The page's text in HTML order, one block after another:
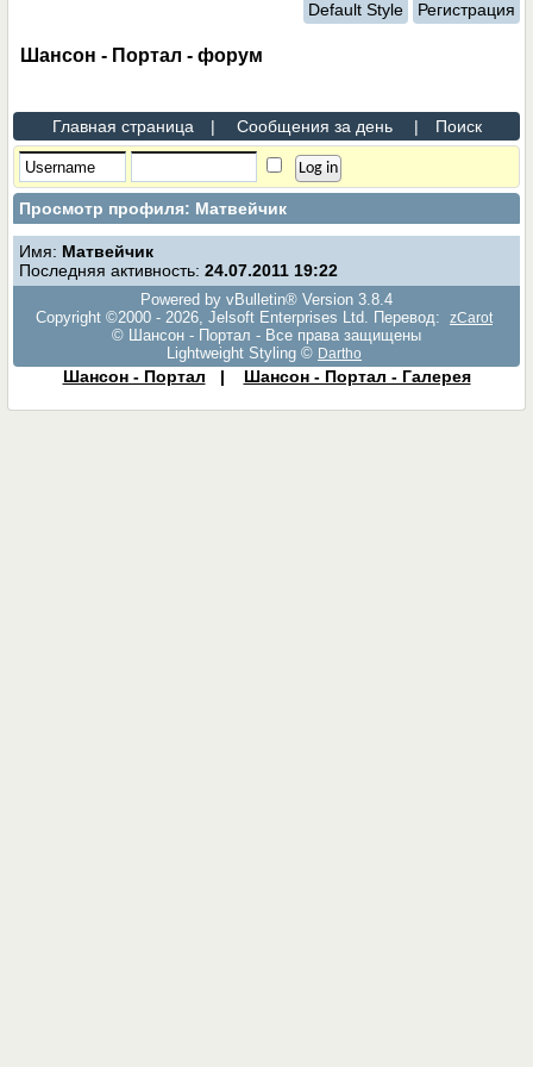
Default Style Регистрация
Шансон - Портал - форум
Главная страница | Сообщения за день | Поиск
Просмотр профиля: Матвейчик
Имя: Матвейчик
Последняя активность: 24.07.2011 19:22
Powered by vBulletin® Version 3.8.4
Copyright ©2000 - 2026, Jelsoft Enterprises Ltd. Перевод:
zCarot
© Шансон - Портал - Все права защищены
Lightweight Styling © Dartho
Шансон - Портал | Шансон - Портал - Галерея